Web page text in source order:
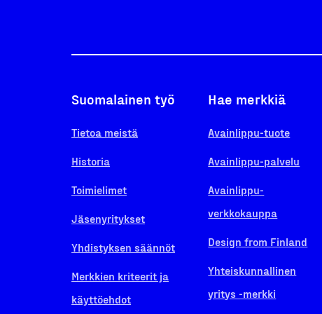
Suomalainen työ
Tietoa meistä
Historia
Toimielimet
Jäsenyritykset
Yhdistyksen säännöt
Merkkien kriteerit ja
käyttöehdot
Hae merkkiä
Avainlippu-tuote
Avainlippu-palvelu
Avainlippu-
verkkokauppa
Design from Finland
Yhteiskunnallinen
yritys -merkki